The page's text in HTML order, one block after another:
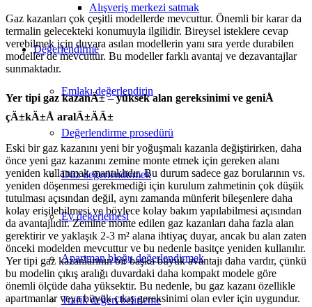
Alışveriş merkezi satmak
Değerlendirme
Emlakı değerlendirin
Değerlendirme prosedürü
Düz değerlendirmek
Ev değerlemesi
Apartman bloğu değerlendirmek
Trafik değeri belirleme
Gaz kazanları çok çeşitli modellerde mevcuttur. Önemli bir karar da
termalin gelecekteki konumuyla ilgilidir. Bireysel isteklere cevap
verebilmek için duvara asılan modellerin yanı sıra yerde durabilen
modeller de mevcuttur. Bu modeller farklı avantaj ve dezavantajlar
sunmaktadır.
Yer tipi gaz kazanÄ± – yüksek alan gereksinimi ve geniÅ
çÄ±kÄ±Å aralÄ±ÄÄ±
Eski bir gaz kazanını yeni bir yoğuşmalı kazanla değiştirirken, daha
önce yeni gaz kazanını zemine monte etmek için gereken alanı
yeniden kullanmak mantıklıdır. Bu durum sadece gaz borularının vs.
yeniden döşenmesi gerekmediği için kurulum zahmetinin çok düşük
tutulması açısından değil, aynı zamanda münferit bileşenlere daha
kolay erişilebilmesi ve böylece kolay bakım yapılabilmesi açısından
da avantajlıdır. Zemine monte edilen gaz kazanları daha fazla alan
gerektirir ve yaklaşık 2-3 m² alana ihtiyaç duyar, ancak bu alan zaten
önceki modelden mevcuttur ve bu nedenle basitçe yeniden kullanılır.
Yer tipi gaz kazanlarının bir başka büyük avantajı daha vardır, çünkü
bu modelin çıkış aralığı duvardaki daha kompakt modele göre
önemli ölçüde daha yüksektir. Bu nedenle, bu gaz kazanı özellikle
apartmanlar veya büyük çıkış gereksinimi olan evler için uygundur.